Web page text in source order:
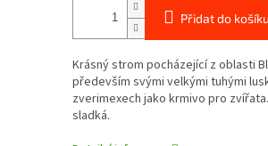
Přidat do košíku
Krásný strom pocházející z oblasti
především svými velkými tuhými
zverimexech jako krmivo pro
sladká.